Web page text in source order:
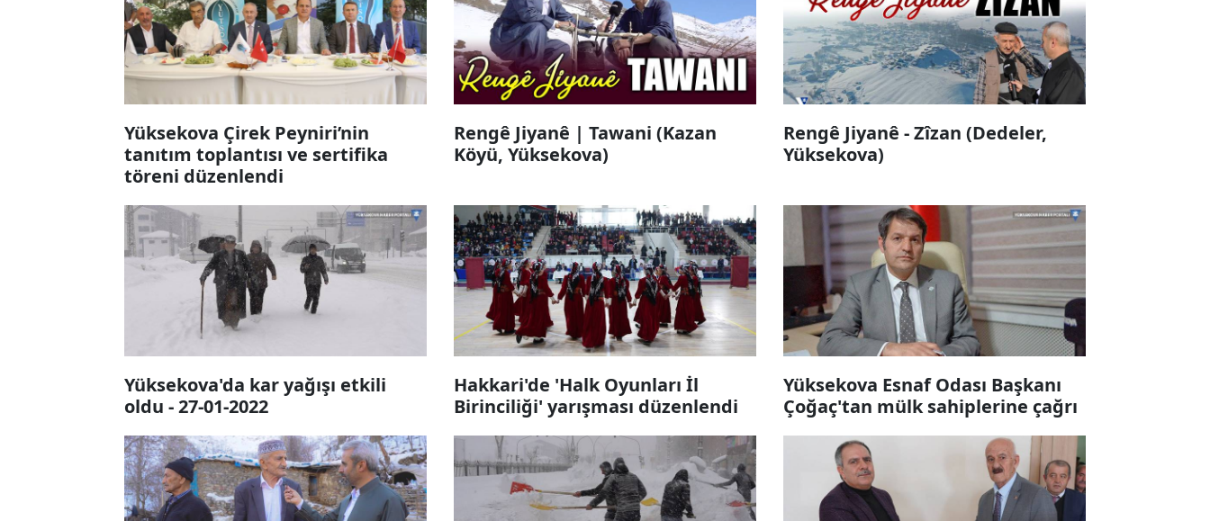
Yüksekova Çirek Peyniri’nin
tanıtım toplantısı ve sertifika
töreni düzenlendi
Rengê Jiyanê | Tawani (Kazan
Köyü, Yüksekova)
Rengê Jiyanê - Zîzan (Dedeler,
Yüksekova)
Yüksekova'da kar yağışı etkili
oldu - 27-01-2022
Hakkari'de 'Halk Oyunları İl
Birinciliği' yarışması düzenlendi
Yüksekova Esnaf Odası Başkanı
Çoğaç'tan mülk sahiplerine çağrı